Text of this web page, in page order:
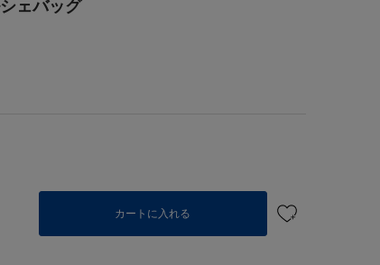
ェバッグ
カートに入れる